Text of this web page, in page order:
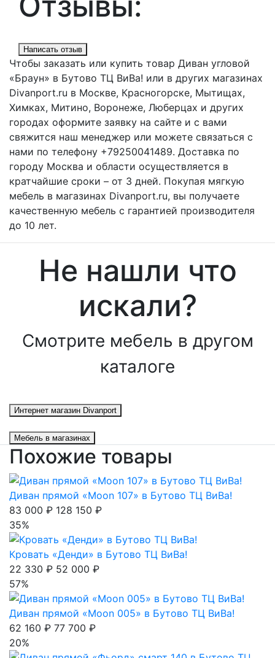
Написать отзыв
Чтобы заказать или купить товар Диван угловой
«Браун» в Бутово ТЦ ВиВа! или в других магазинах
Divanport.ru в Москве, Красногорске, Мытищах,
Химках, Митино, Воронеже, Люберцах и других
городах оформите заявку на сайте и с вами
свяжится наш менеджер или можете связаться с
нами по телефону +79250041489. Доставка по
городу Москва и области осуществляется в
кратчайшие сроки – от 3 дней. Покупая мягкую
мебель в магазинах Divanport.ru, вы получаете
качественную мебель с гарантией производителя
до 10 лет.
Не нашли что
искали?
Смотрите мебель в другом
каталоге
Интернет магазин Divanport
Мебель в магазинах
Похожие товары
Диван прямой «Moon 107» в Бутово ТЦ ВиВа!
83 000 ₽ 128 150 ₽
35%
Кровать «Денди» в Бутово ТЦ ВиВа!
22 330 ₽ 52 000 ₽
57%
Диван прямой «Moon 005» в Бутово ТЦ ВиВа!
62 160 ₽ 77 700 ₽
20%